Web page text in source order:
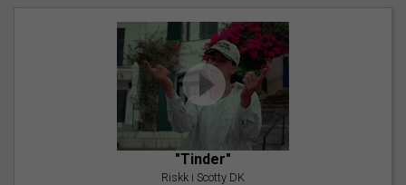
"Tinder"
Riskk i Scotty DK